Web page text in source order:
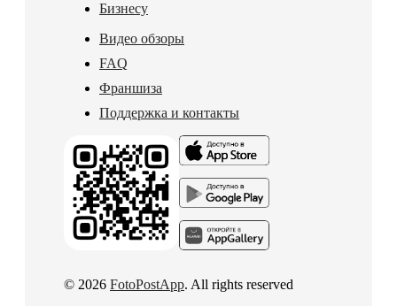
Бизнесу
Видео обзоры
FAQ
Франшиза
Поддержка и контакты
© 2026 FotoPostApp. All rights reserved